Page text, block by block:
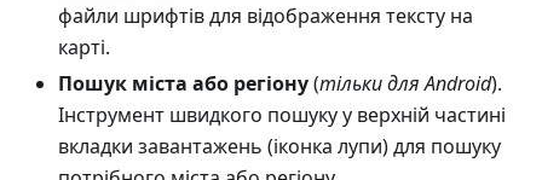
файли шрифтів для відображення тексту на
карті.
Пошук міста або регіону(тільки для Android).
Інструмент швидкого пошуку у верхній частині
вкладки завантажень (іконка лупи) для пошуку